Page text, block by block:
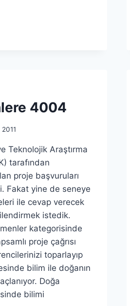
4004
Teknolojik Araştırma
tarafından
proje başvuruları
Fakat yine de seneye
ile cevap verecek
istedik.
kategorisinde
proje çağrısı
toparlayıp
bilim ile doğanın
Doğa
bilimi